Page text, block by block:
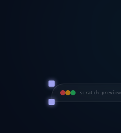
scratch .preview